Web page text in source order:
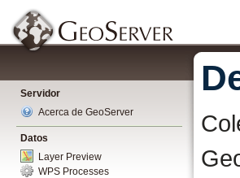
Servidor
Acerca de GeoServer
Datos
Layer Preview
WPS Processes